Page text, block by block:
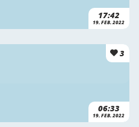
17:42
19. FEB. 2022
3
06:33
19. FEB. 2022